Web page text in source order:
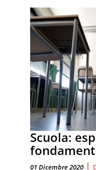
Scuola:
01 Dicembre 2020 |